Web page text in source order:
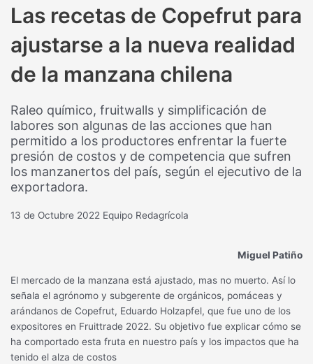
Las recetas de Copefrut para
ajustarse a la nueva realidad
de la manzana chilena
Raleo químico, fruitwalls y simplificación de
labores son algunas de las acciones que han
permitido a los productores enfrentar la fuerte
presión de costos y de competencia que sufren
los manzanertos del país, según el ejecutivo de la
exportadora.
13 de Octubre 2022 Equipo Redagrícola
Miguel Patiño
El mercado de la manzana está ajustado, mas no muerto. Así lo
señala el agrónomo y subgerente de orgánicos, pomáceas y
arándanos de Copefrut, Eduardo Holzapfel, que fue uno de los
expositores en Fruittrade 2022. Su objetivo fue explicar cómo se
ha comportado esta fruta en nuestro país y los impactos que ha
tenido el alza de costos